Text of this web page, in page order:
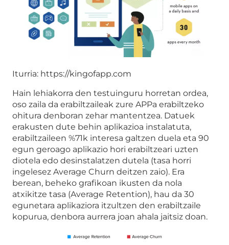
Iturria: https://kingofapp.com
Hain lehiakorra den testuinguru horretan ordea,
oso zaila da erabiltzaileak zure APPa erabiltzeko
ohitura denboran zehar mantentzea. Datuek
erakusten dute behin aplikazioa instalatuta,
erabiltzaileen %71k interesa galtzen duela eta 90
egun geroago aplikazio hori erabiltzeari uzten
diotela edo desinstalatzen dutela (tasa horri
ingelesez Average Churn deitzen zaio). Era
berean, beheko grafikoan ikusten da nola
atxikitze tasa (Average Retention), hau da 30
egunetara aplikaziora itzultzen den erabiltzaile
kopurua, denbora aurrera joan ahala jaitsiz doan.